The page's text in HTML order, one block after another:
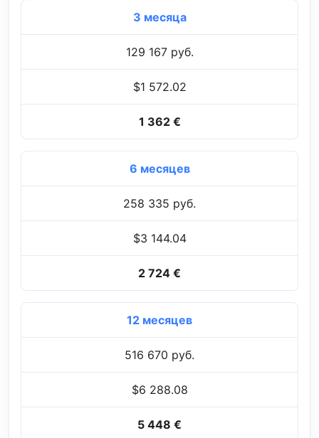
3 месяца
129 167 руб.
$1 572.02
1 362 €
6 месяцев
258 335 руб.
$3 144.04
2 724 €
12 месяцев
516 670 руб.
$6 288.08
5 448 €